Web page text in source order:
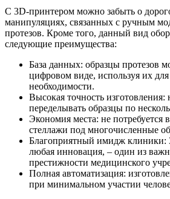
С 3D-принтером можно забыть о
манипуляциях, связанных с ручным
протезов. Кроме того, данный вид
следующие преимущества:
База данных: образцы протезов
цифровом виде, используя их
необходимости.
Высокая точность изготовления:
переделывать образцы по
Экономия места: не потребуется
стеллажи под многочисленные
Благоприятный имидж клиники:
любая инновация, – один из
престижности медицинского
Полная автоматизация:
при минимальном участии